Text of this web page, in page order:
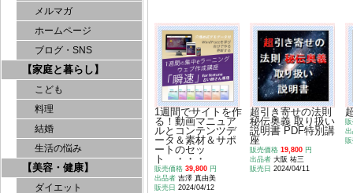
メルマガ
ホームページ
ブログ・SNS
【家庭と暮らし】
こども
料理
結婚
生活の悩み
【美容・健康】
ダイエット
1週間でサイトを作
る！動画マニュア
ルとコンテンツデ
ータ＆素材＆サポ
ートのセッ
ト ・・・
販売価格 39,800 円
出品者 吉澤 真由美
販売日 2024/04/12
超引き寄せの法則
秘伝奥義 取り扱い
説明書 PDF特別講
座
販売価格 19,800 円
出品者 大阪 祐三
販売日 2024/04/11